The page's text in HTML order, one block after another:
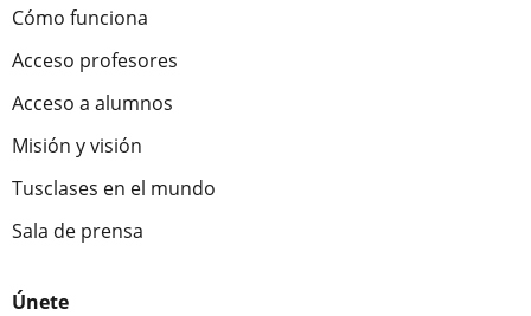
Cómo funciona
Acceso profesores
Acceso a alumnos
Misión y visión
Tusclases en el mundo
Sala de prensa
Únete